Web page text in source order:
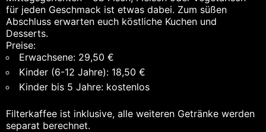
für jeden Geschmack ist etwas dabei. Zum süßen
Abschluss erwarten euch köstliche Kuchen und
Desserts.
Preise:
Erwachsene: 29,50 €
Kinder (6-12 Jahre): 18,50 €
Kinder bis 5 Jahre: kostenlos
Filterkaffee ist inklusive, alle weiteren Getränke werden
separat berechnet.